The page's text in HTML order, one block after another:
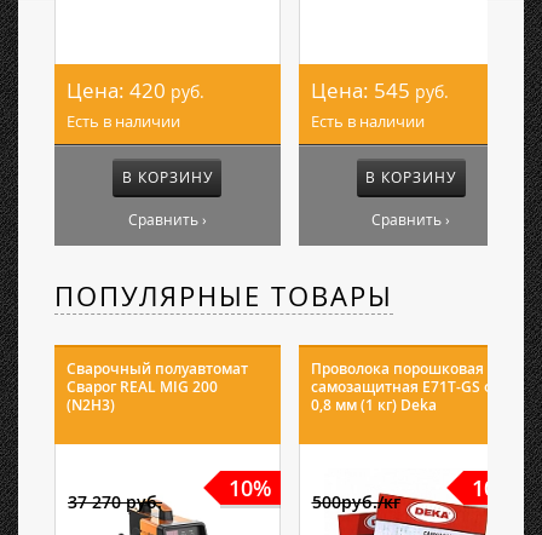
Цена: 420 руб.
Есть в наличии
В КОРЗИНУ
Сравнить ›
Цена: 545 руб.
Есть в наличии
В КОРЗИНУ
Сравнить ›
ПОПУЛЯРНЫЕ ТОВАРЫ
Сварочный полуавтомат
Сварог REAL MIG 200
(N2H3)
10%
37 270 руб.
Проволока порошковая
самозащитная E71T-GS ф
0,8 мм (1 кг) Deka
10%
500руб./кг